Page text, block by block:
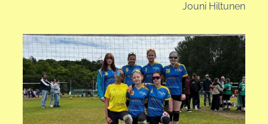
Jouni Hiltunen